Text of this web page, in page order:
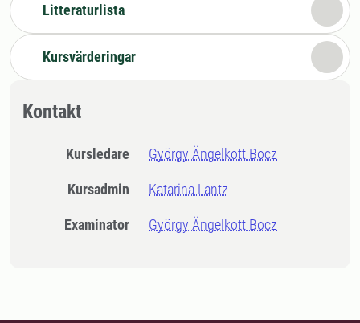
Litteraturlista
Kursvärderingar
Kontakt
Kursledare György Ängelkott Bocz
Kursadmin Katarina Lantz
Examinator György Ängelkott Bocz